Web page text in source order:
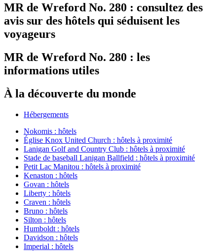
MR de Wreford No. 280 : consultez des
avis sur des hôtels qui séduisent les
voyageurs
MR de Wreford No. 280 : les
informations utiles
À la découverte du monde
Hébergements
Nokomis : hôtels
Église Knox United Church : hôtels à proximité
Lanigan Golf and Country Club : hôtels à proximité
Stade de baseball Lanigan Ballfield : hôtels à proximité
Petit Lac Manitou : hôtels à proximité
Kenaston : hôtels
Govan : hôtels
Liberty : hôtels
Craven : hôtels
Bruno : hôtels
Silton : hôtels
Humboldt : hôtels
Davidson : hôtels
Imperial : hôtels